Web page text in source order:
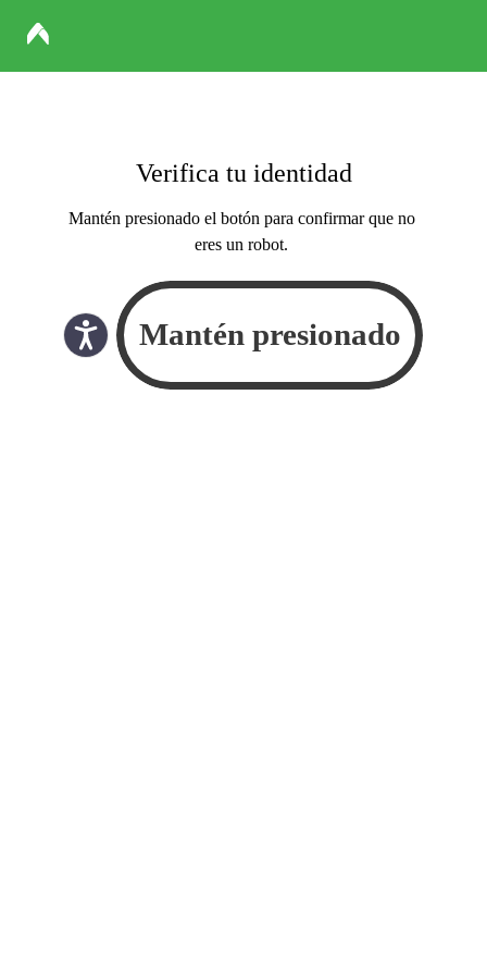
Verifica tu identidad
Mantén presionado el botón para confirmar que no
eres un robot.